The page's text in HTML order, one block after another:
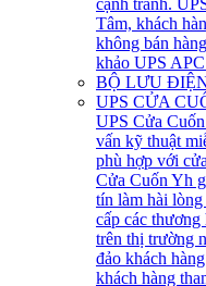
Tâm, khách
không bán
khảo UPS
BỘ LƯU
UPS CỬA
UPS Cửa
vấn kỹ thuật
phù hợp với
Cửa Cuốn Yh
tín làm hài
cấp các
trên thị trường
đảo khách
khách hàng